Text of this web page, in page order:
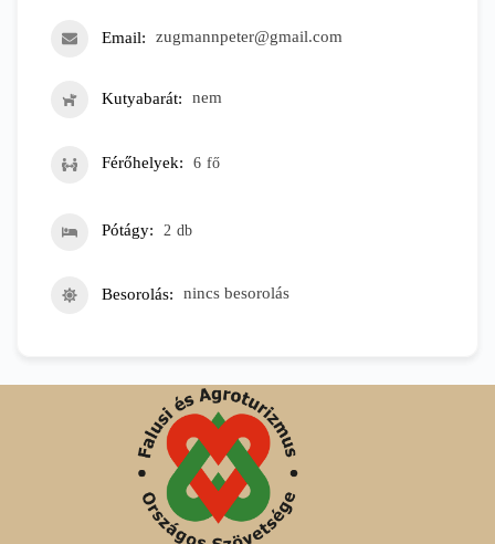
Email zugmannpeter@gmail.com
Kutyabarát nem
Férőhelyek 6 fő
Pótágy 2 db
Besorolás nincs besorolás